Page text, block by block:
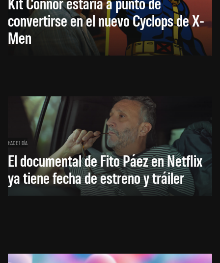
convertirse en el nuevo Cyclops de X-
Men
HACE 1 DÍA
El documental de Fito Páez en Netflix
ya tiene fecha de estreno y tráiler